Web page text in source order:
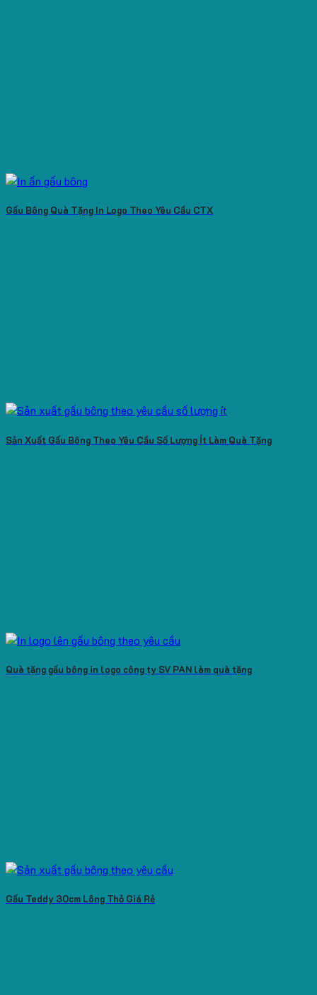
Gấu Bông Quà Tặng In Logo Theo Yêu Cầu CTX
Sản Xuất Gấu Bông Theo Yêu Cầu Số Lượng Ít Làm Quà Tặng
Quà tặng gấu bông in logo công ty SV PAN làm quà tặng
Gấu Teddy 30cm Lông Thỏ Giá Rẻ